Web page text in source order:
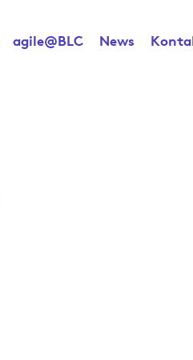
agile@BLC News